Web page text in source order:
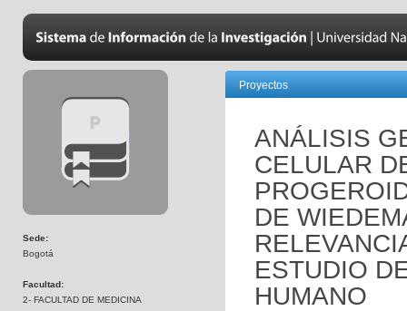
Sede:
Bogotá
Facultad:
2- FACULTAD DE MEDICINA
Proyectos
ANÁLISIS
CELULAR
DE
ESTUDIO
HUMANO